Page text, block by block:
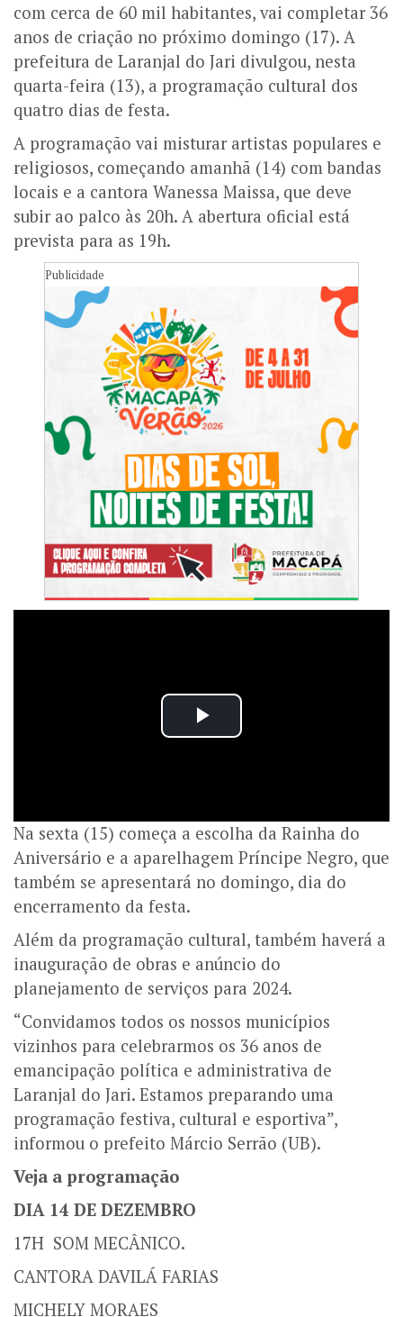
com cerca de 60 mil habitantes, vai completar 36
anos de criação no próximo domingo (17). A
prefeitura de Laranjal do Jari divulgou, nesta
quarta-feira (13), a programação cultural dos
quatro dias de festa.
A programação vai misturar artistas populares e
religiosos, começando amanhã (14) com bandas
locais e a cantora Wanessa Maissa, que deve
subir ao palco às 20h. A abertura oficial está
prevista para as 19h.
Publicidade
Na sexta (15) começa a escolha da Rainha do
Aniversário e a aparelhagem Príncipe Negro, que
também se apresentará no domingo, dia do
encerramento da festa.
Além da programação cultural, também haverá a
inauguração de obras e anúncio do
planejamento de serviços para 2024.
“Convidamos todos os nossos municípios
vizinhos para celebrarmos os 36 anos de
emancipação política e administrativa de
Laranjal do Jari. Estamos preparando uma
programação festiva, cultural e esportiva”,
informou o prefeito Márcio Serrão (UB).
Veja a programação
DIA 14 DE DEZEMBRO
17H SOM MECÂNICO.
CANTORA DAVILÁ FARIAS
MICHELY MORAES